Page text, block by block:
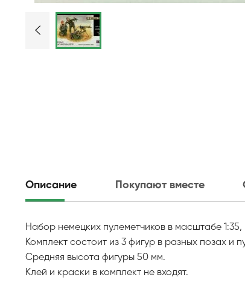
Описание Покупают вместе
Набор немецких пулеметчиков в масштабе 1:35,
Комплект состоит из 3 фигур в разных позах и
Средняя высота фигуры 50 мм.
Клей и краски в комплект не входят.